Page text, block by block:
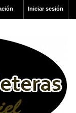
Iniciar sesión